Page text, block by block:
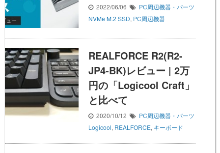
2022/06/06
PC周辺機器・パーツ
NVMe M.2 SSD, PC周辺機器
REALFORCE R2(R2-
JP4-BK)レビュー | 2万
円の「Logicool Craft」
と比べて
2020/10/12
PC周辺機器・パーツ
Logicool, REALFORCE, キーボード